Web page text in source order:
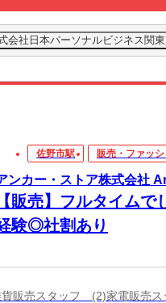
社日本パーソナルビジネス関
佐野市駅 販売・ファッ
ンカー・ストア株式会社
【販売】フルタイム
験◎社割あり
貨販売スタッフ (2)家電販売